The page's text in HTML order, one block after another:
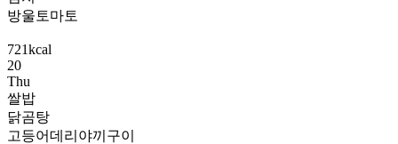
방울토마토
721kcal
20
Thu
쌀밥
닭곰탕
고등어데리야끼구이